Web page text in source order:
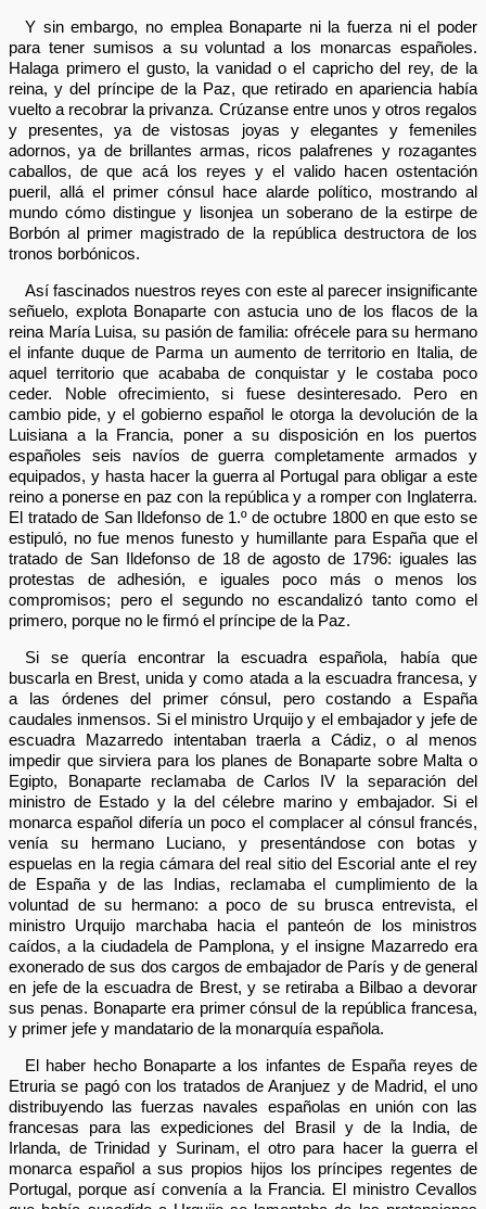
Y sin embargo, no emplea Bonaparte ni la fuerza ni el poder
para tener sumisos a su voluntad a los monarcas españoles.
Halaga primero el gusto, la vanidad o el capricho del rey, de la
reina, y del príncipe de la Paz, que retirado en apariencia había
vuelto a recobrar la privanza. Crúzanse entre unos y otros regalos
y presentes, ya de vistosas joyas y elegantes y femeniles
adornos, ya de brillantes armas, ricos palafrenes y rozagantes
caballos, de que acá los reyes y el valido hacen ostentación
pueril, allá el primer cónsul hace alarde político, mostrando al
mundo cómo distingue y lisonjea un soberano de la estirpe de
Borbón al primer magistrado de la república destructora de los
tronos borbónicos.
Así fascinados nuestros reyes con este al parecer insignificante
señuelo, explota Bonaparte con astucia uno de los flacos de la
reina María Luisa, su pasión de familia: ofrécele para su hermano
el infante duque de Parma un aumento de territorio en Italia, de
aquel territorio que acababa de conquistar y le costaba poco
ceder. Noble ofrecimiento, si fuese desinteresado. Pero en
cambio pide, y el gobierno español le otorga la devolución de la
Luisiana a la Francia, poner a su disposición en los puertos
españoles seis navíos de guerra completamente armados y
equipados, y hasta hacer la guerra al Portugal para obligar a este
reino a ponerse en paz con la república y a romper con Inglaterra.
El tratado de San Ildefonso de 1.º de octubre 1800 en que esto se
estipuló, no fue menos funesto y humillante para España que el
tratado de San Ildefonso de 18 de agosto de 1796: iguales las
protestas de adhesión, e iguales poco más o menos los
compromisos; pero el segundo no escandalizó tanto como el
primero, porque no le firmó el príncipe de la Paz.
Si se quería encontrar la escuadra española, había que
buscarla en Brest, unida y como atada a la escuadra francesa, y
a las órdenes del primer cónsul, pero costando a España
caudales inmensos. Si el ministro Urquijo y el embajador y jefe de
escuadra Mazarredo intentaban traerla a Cádiz, o al menos
impedir que sirviera para los planes de Bonaparte sobre Malta o
Egipto, Bonaparte reclamaba de Carlos IV la separación del
ministro de Estado y la del célebre marino y embajador. Si el
monarca español difería un poco el complacer al cónsul francés,
venía su hermano Luciano, y presentándose con botas y
espuelas en la regia cámara del real sitio del Escorial ante el rey
de España y de las Indias, reclamaba el cumplimiento de la
voluntad de su hermano: a poco de su brusca entrevista, el
ministro Urquijo marchaba hacia el panteón de los ministros
caídos, a la ciudadela de Pamplona, y el insigne Mazarredo era
exonerado de sus dos cargos de embajador de París y de general
en jefe de la escuadra de Brest, y se retiraba a Bilbao a devorar
sus penas. Bonaparte era primer cónsul de la república francesa,
y primer jefe y mandatario de la monarquía española.
El haber hecho Bonaparte a los infantes de España reyes de
Etruria se pagó con los tratados de Aranjuez y de Madrid, el uno
distribuyendo las fuerzas navales españolas en unión con las
francesas para las expediciones del Brasil y de la India, de
Irlanda, de Trinidad y Surinam, el otro para hacer la guerra el
monarca español a sus propios hijos los príncipes regentes de
Portugal, porque así convenía a la Francia. El ministro Cevallos